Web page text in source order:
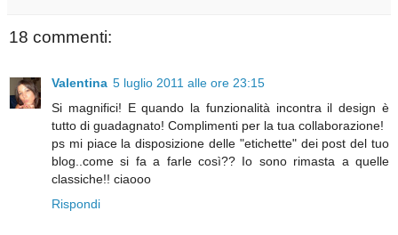
18 commenti:
Valentina 5 luglio 2011 alle ore 23:15
Si magnifici! E quando la funzionalità incontra il design è
tutto di guadagnato! Complimenti per la tua collaborazione!
ps mi piace la disposizione delle "etichette" dei post del tuo
blog..come si fa a farle così?? Io sono rimasta a quelle
classiche!! ciaooo
Rispondi